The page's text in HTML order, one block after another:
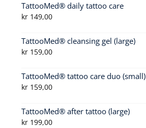
TattooMed® daily tattoo care
kr149,00
TattooMed® cleansing gel (large)
kr159,00
TattooMed® tattoo care duo (small)
kr159,00
TattooMed® after tattoo (large)
kr199,00